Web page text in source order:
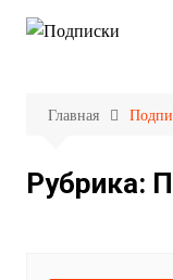
Перейти
Главная
Рубрика: